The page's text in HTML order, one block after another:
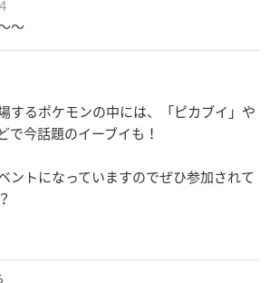
～
するポケモンの中には、「ピカブイ」や
で今話題のイーブイも！
ントになっていますのでぜひ参加されて